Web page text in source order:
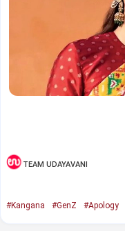
TEAM UDAYAVANI
#Kangana #GenZ #Apology